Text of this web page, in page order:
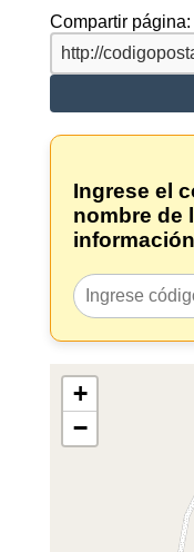
Compartir página:
Ingrese el
nombre de
+
−